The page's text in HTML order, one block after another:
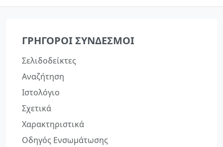
ΓΡΉΓΟΡΟΙ ΣΎΝΔΕΣΜΟΙ
Σελιδοδείκτες
Αναζήτηση
Ιστολόγιο
Σχετικά
Χαρακτηριστικά
Οδηγός Ενσωμάτωσης